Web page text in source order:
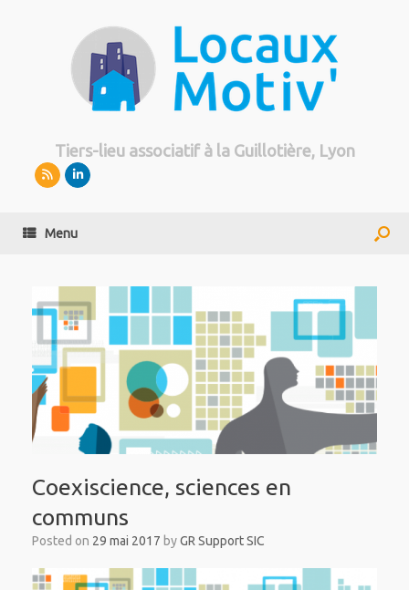
Tiers-lieu associatif à la Guillotière, Lyon
Menu
Coexiscience, sciences en
communs
Posted on 29 mai 2017 byGR Support SIC